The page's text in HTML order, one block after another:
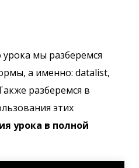
мы разберемся
а именно: datalist,
разберемся в
этих
урока в полной